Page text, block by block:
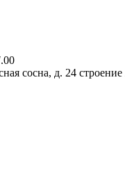
сосна, д. 24 строение